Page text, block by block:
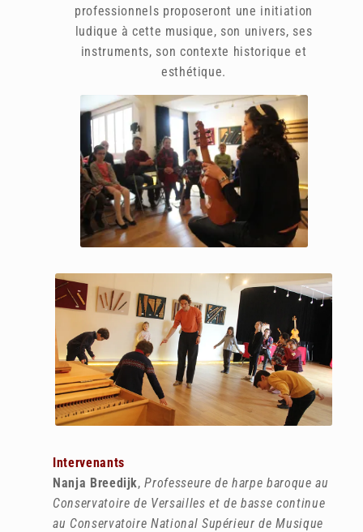
professionnels proposeront une initiation
ludique à cette musique, son univers, ses
instruments, son contexte historique et
esthétique.
Intervenants
Nanja Breedijk,Professeure de harpe baroque au
Conservatoire de Versailles et de basse continue
au Conservatoire National Supérieur de Musique